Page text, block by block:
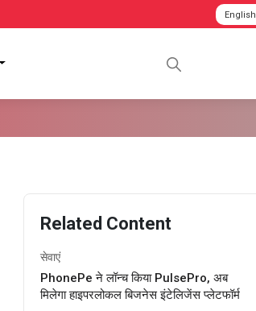
English
Related Content
सेवाएं
PhonePe ने लॉन्च किया PulsePro, अब
मिलेगा हाइपरलोकल बिजनेस इंटेलिजेंस प्लेटफॉर्म